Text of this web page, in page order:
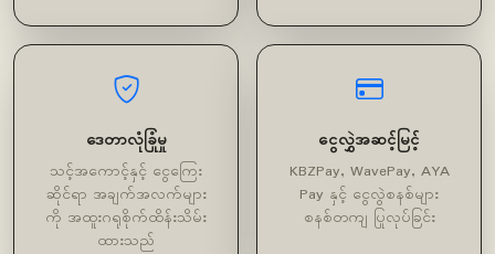
ဒေတာလုံခြုံမှု
သင့်အကောင့်နှင့် ငွေကြေး
ဆိုင်ရာ အချက်အလက်များ
ကို အထူးဂရုစိုက်ထိန်းသိမ်း
ထားသည်
ငွေလွှဲအဆင့်မြင့်
KBZPay, WavePay, AYA
Pay နှင့် ငွေလွဲစနစ်များ
စနစ်တကျ ပြုလုပ်ခြင်း